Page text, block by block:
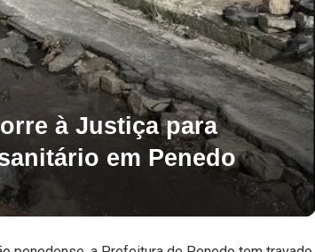
à Justiça para
em Penedo